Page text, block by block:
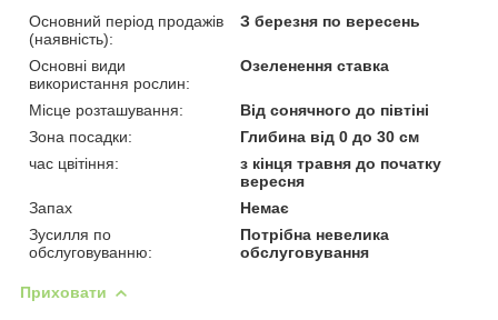
Основний період продажів
(наявність):
З березня по вересень
Основні види
використання рослин:
Озеленення ставка
Місце розташування:
Від сонячного до півтіні
Зона посадки:
Глибина від 0 до 30 см
час цвітіння:
з кінця травня до початку
вересня
Запах
Немає
Зусилля по
обслуговуванню:
Потрібна невелика
обслуговування
Приховати